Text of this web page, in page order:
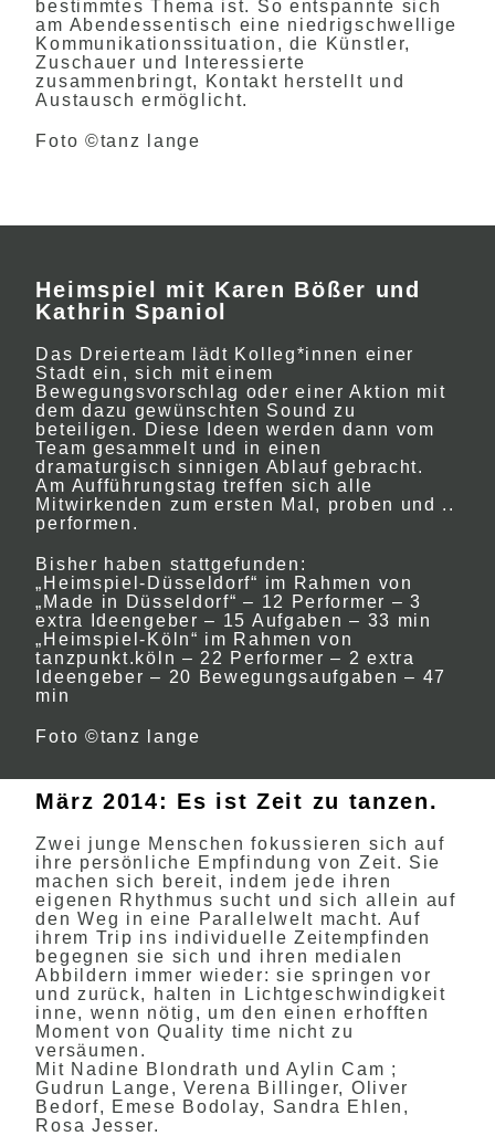
bestimmtes Thema ist. So entspannte sich
am Abendessentisch eine niedrigschwellige
Kommunikationssituation, die Künstler,
Zuschauer und Interessierte
zusammenbringt, Kontakt herstellt und
Austausch ermöglicht.
Foto ©tanz lange
Heimspiel mit Karen Bößer und
Kathrin Spaniol
Das Dreierteam lädt Kolleg*innen einer
Stadt ein, sich mit einem
Bewegungsvorschlag oder einer Aktion mit
dem dazu gewünschten Sound zu
beteiligen. Diese Ideen werden dann vom
Team gesammelt und in einen
dramaturgisch sinnigen Ablauf gebracht.
Am Aufführungstag treffen sich alle
Mitwirkenden zum ersten Mal, proben und ..
performen.
Bisher haben stattgefunden:
„Heimspiel-Düsseldorf“ im Rahmen von
„Made in Düsseldorf“ – 12 Performer – 3
extra Ideengeber – 15 Aufgaben – 33 min
„Heimspiel-Köln“ im Rahmen von
tanzpunkt.köln – 22 Performer – 2 extra
Ideengeber – 20 Bewegungsaufgaben – 47
min
Foto ©tanz lange
März 2014: Es ist Zeit zu tanzen.
Zwei junge Menschen fokussieren sich auf
ihre persönliche Empfindung von Zeit. Sie
machen sich bereit, indem jede ihren
eigenen Rhythmus sucht und sich allein auf
den Weg in eine Parallelwelt macht. Auf
ihrem Trip ins individuelle Zeitempfinden
begegnen sie sich und ihren medialen
Abbildern immer wieder: sie springen vor
und zurück, halten in Lichtgeschwindigkeit
inne, wenn nötig, um den einen erhofften
Moment von Quality time nicht zu
versäumen.
Mit Nadine Blondrath und Aylin Cam ;
Gudrun Lange, Verena Billinger, Oliver
Bedorf, Emese Bodolay, Sandra Ehlen,
Rosa Jesser.